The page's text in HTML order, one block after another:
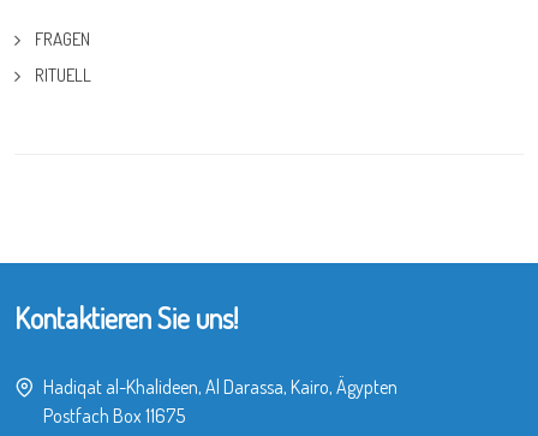
FRAGEN
RITUELL
Kontaktieren Sie uns!
Hadiqat al-Khalideen, Al Darassa, Kairo, Ägypten
Postfach Box 11675